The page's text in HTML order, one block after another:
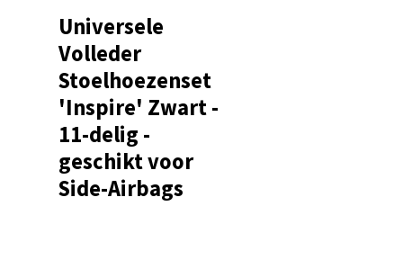
Universele
Volleder
Stoelhoezenset
'Inspire' Zwart -
11-delig -
geschikt voor
Side-Airbags